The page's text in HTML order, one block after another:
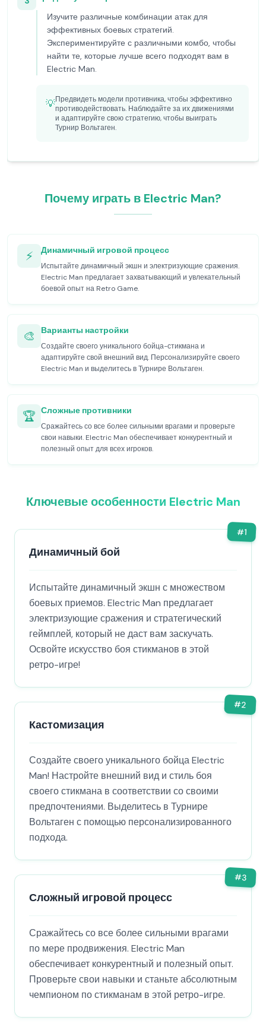
Изучите различные комбинации атак для
эффективных боевых стратегий.
Экспериментируйте с различными комбо, чтобы
найти те, которые лучше всего подходят вам в
Electric Man.
💡Предвидеть модели противника, чтобы эффективно
противодействовать. Наблюдайте за их движениями
и адаптируйте свою стратегию, чтобы выиграть
Турнир Вольтаген.
Почему играть в Electric Man?
⚡ Динамичный игровой процесс
Испытайте динамичный экшн и электризующие сражения.
Electric Man предлагает захватывающий и увлекательный
боевой опыт на Retro Game.
🎨 Варианты настройки
Создайте своего уникального бойца-стикмана и
адаптируйте свой внешний вид. Персонализируйте своего
Electric Man и выделитесь в Турнире Вольтаген.
🏆 Сложные противники
Сражайтесь со все более сильными врагами и проверьте
свои навыки. Electric Man обеспечивает конкурентный и
полезный опыт для всех игроков.
Ключевые особенности Electric Man
#1
Динамичный бой
Испытайте динамичный экшн с множеством
боевых приемов. Electric Man предлагает
электризующие сражения и стратегический
геймплей, который не даст вам заскучать.
Освойте искусство боя стикманов в этой
ретро-игре!
#2
Кастомизация
Создайте своего уникального бойца Electric
Man! Настройте внешний вид и стиль боя
своего стикмана в соответствии со своими
предпочтениями. Выделитесь в Турнире
Вольтаген с помощью персонализированного
подхода.
#3
Сложный игровой процесс
Сражайтесь со все более сильными врагами
по мере продвижения. Electric Man
обеспечивает конкурентный и полезный опыт.
Проверьте свои навыки и станьте абсолютным
чемпионом по стикманам в этой ретро-игре.